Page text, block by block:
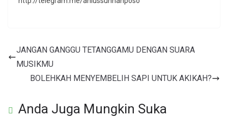
JANGAN GANGGU TETANGGAMU DENGAN SUARA
MUSIKMU
BOLEHKAH MENYEMBELIH SAPI UNTUK AKIKAH?
Anda Juga Mungkin Suka